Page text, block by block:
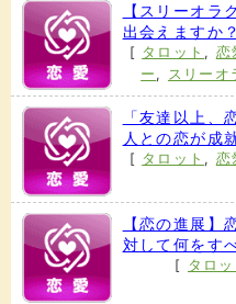
【スリーオラ
出会えますか
[ タロット , 恋
ー , スリーオ
「友達以上、
人との恋が成
[ タロット , 恋
【恋の進展】
対して何をす
[ タロッ